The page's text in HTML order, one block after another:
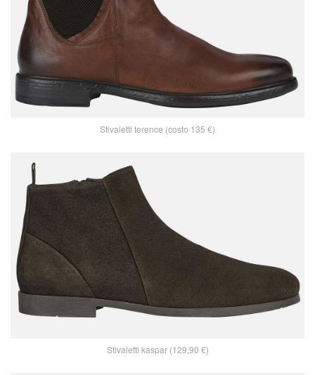
Stivaletti terence (costo 135 €)
Stivaletti kaspar (129,90 €)